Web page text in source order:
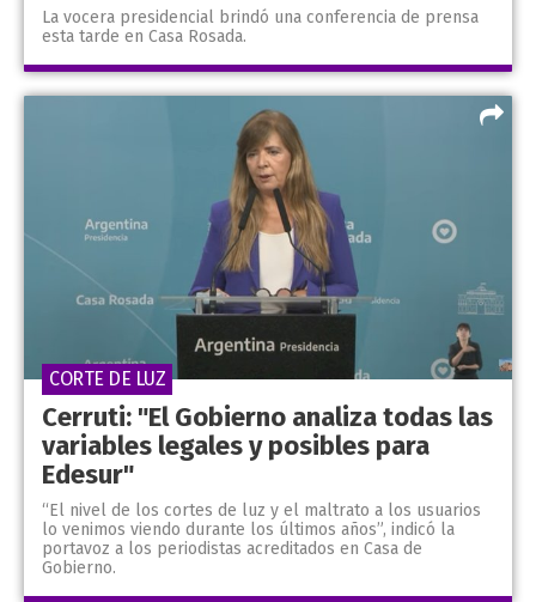
La vocera presidencial brindó una conferencia de prensa
esta tarde en Casa Rosada.
Cerruti: "El Gobierno analiza todas las
variables legales y posibles para
Edesur"
“El nivel de los cortes de luz y el maltrato a los usuarios
lo venimos viendo durante los últimos años”, indicó la
portavoz a los periodistas acreditados en Casa de
Gobierno.
CORTE DE LUZ